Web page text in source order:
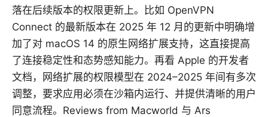
落在后续版本的权限更新上。比如 OpenVPN
Connect 的最新版本在 2025 年 12 月的更新中明确增
加了对 macOS 14 的原生网络扩展支持，这直接提高
了连接稳定性和态势感知能力。再看 Apple 的开发者
文档，网络扩展的权限模型在 2024–2025 年间有多次
调整，要求应用必须在沙箱内运行、并提供清晰的用户
同意流程。Reviews from Macworld 与 Ars